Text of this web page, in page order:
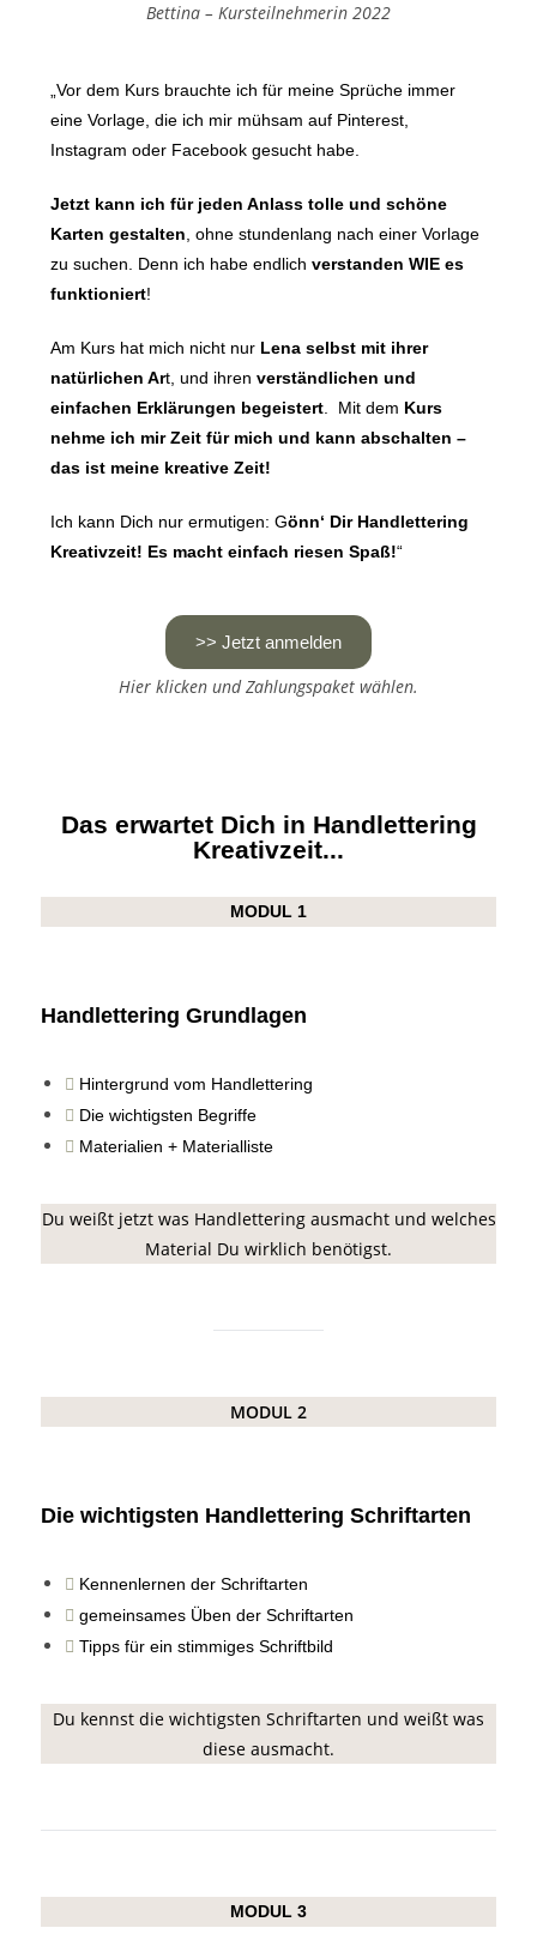
Bettina – Kursteilnehmerin 2022
„Vor dem Kurs brauchte ich für meine Sprüche immer
eine Vorlage, die ich mir mühsam auf Pinterest,
Instagram oder Facebook gesucht habe.
Jetzt kann ich für jeden Anlass tolle und schöne
Karten gestalten , ohne stundenlang nach einer Vorlage
zu suchen. Denn ich habe endlich verstanden WIE es
funktioniert!
Am Kurs hat mich nicht nur Lena selbst mit ihrer
natürlichen Art, und ihren verständlichen und
einfachen Erklärungen begeistert . Mit dem Kurs
nehme ich mir Zeit für mich und kann abschalten –
das ist meine kreative Zeit!
Ich kann Dich nur ermutigen: Gönn‘ Dir Handlettering
Kreativzeit! Es macht einfach riesen Spaß!“
>> Jetzt anmelden
Hier klicken und Zahlungspaket wählen.
Das erwartet Dich in Handlettering
Kreativzeit...
MODUL 1
Handlettering Grundlagen
Hintergrund vom Handlettering
Die wichtigsten Begriffe
Materialien + Materialliste
Du weißt jetzt was Handlettering ausmacht und welches
Material Du wirklich benötigst.
MODUL 2
Die wichtigsten Handlettering Schriftarten
Kennenlernen der Schriftarten
gemeinsames Üben der Schriftarten
Tipps für ein stimmiges Schriftbild
Du kennst die wichtigsten Schriftarten und weißt was
diese ausmacht.
MODUL 3